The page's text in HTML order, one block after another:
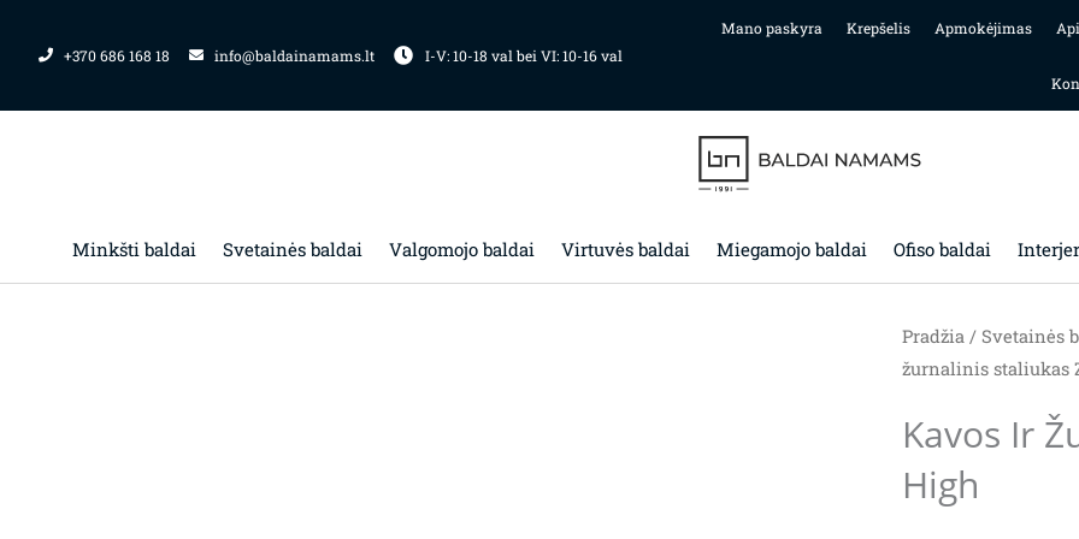
+370 686 168 18 info@baldainamams.lt I-V: 10-18 val bei VI: 10-16 val
Mano paskyra Krepšelis Apmokėjimas
Minkšti baldai Svetainės baldai Valgomojo baldai Virtuvės baldai Miegamojo baldai Ofiso baldai
Pradžia/ Svetainės
žurnalinis staliukas
Kavos Ir
High